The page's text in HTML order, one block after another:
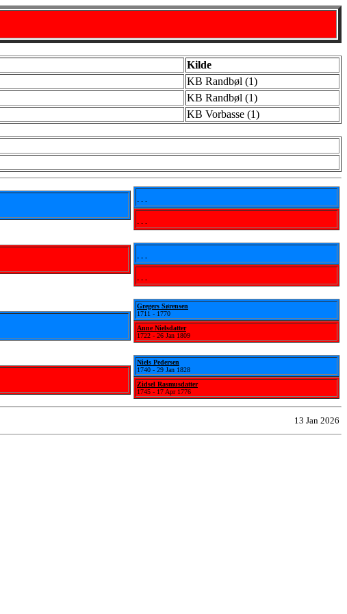
Kilde
KB Randbøl (1)
KB Randbøl (1)
KB Vorbasse (1)
- - -
- - -
- - -
- - -
Gregers Sørensen
1711 - 1770
Anne Nielsdatter
1722 - 26 Jan 1809
Niels Pedersen
1740 - 29 Jan 1828
Zidsel Rasmusdatter
1745 - 17 Apr 1776
13 Jan 2026